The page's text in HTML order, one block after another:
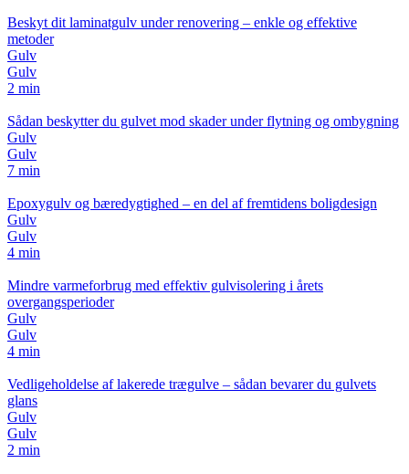
Beskyt dit laminatgulv under renovering – enkle og effektive
metoder
Gulv
Gulv
2 min
Sådan beskytter du gulvet mod skader under flytning og ombygning
Gulv
Gulv
7 min
Epoxygulv og bæredygtighed – en del af fremtidens boligdesign
Gulv
Gulv
4 min
Mindre varmeforbrug med effektiv gulvisolering i årets
overgangsperioder
Gulv
Gulv
4 min
Vedligeholdelse af lakerede trægulve – sådan bevarer du gulvets
glans
Gulv
Gulv
2 min